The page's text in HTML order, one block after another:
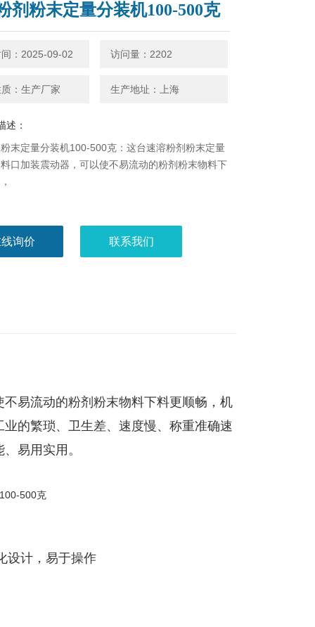
剂粉末定量分装机100-500克
：2025-09-02 访问量：2202
：生产厂家 生产地址：上海
述：
末定量分装机100-500克：这台速溶粉剂粉末定量
口加装震动器，可以使不易流动的粉剂粉末物料下
询价 联系我们
易流动的粉剂粉末物料下料更顺畅，机
的繁琐、卫生差、速度慢、称重准确速
易用实用。
设计，易于操作